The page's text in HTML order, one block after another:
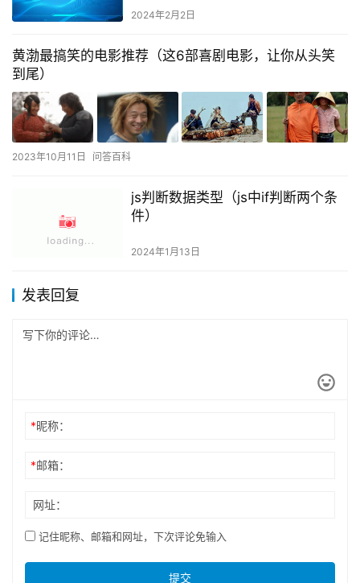
2024年2月2日
黄渤最搞笑的电影推荐（这6部喜剧电影，让你从头笑
到尾）
2023年10月11日 问答百科
js判断数据类型（js中if判断两个条
件）
2024年1月13日
发表回复
*昵称：
*邮箱：
网址：
记住昵称、邮箱和网址，下次评论免输入
提交